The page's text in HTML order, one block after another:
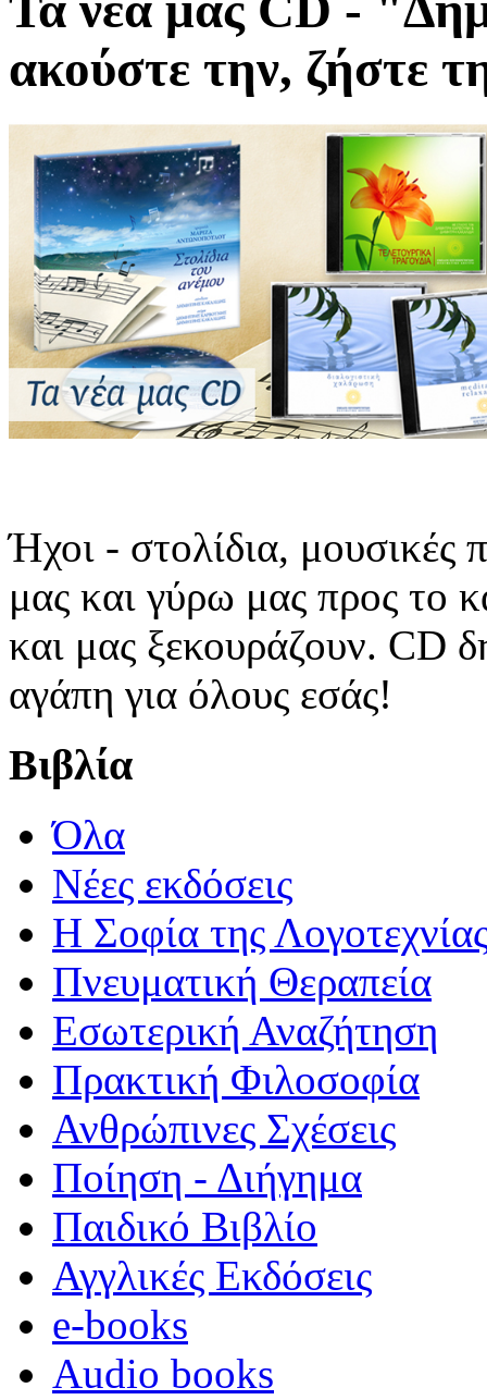
ακούστε την, ζήστε
Ήχοι - στολίδια,
μας και γύρω μας προς το
και μας ξεκουράζουν. CD
αγάπη για όλους εσάς!
Βιβλία
Όλα
Νέες εκδόσεις
Η Σοφία της
Πνευματική Θεραπεία
Εσωτερική Αναζήτηση
Πρακτική Φιλοσοφία
Ανθρώπινες Σχέσεις
Ποίηση - Διήγημα
Παιδικό Βιβλίο
Αγγλικές Εκδόσεις
e-books
Audio books